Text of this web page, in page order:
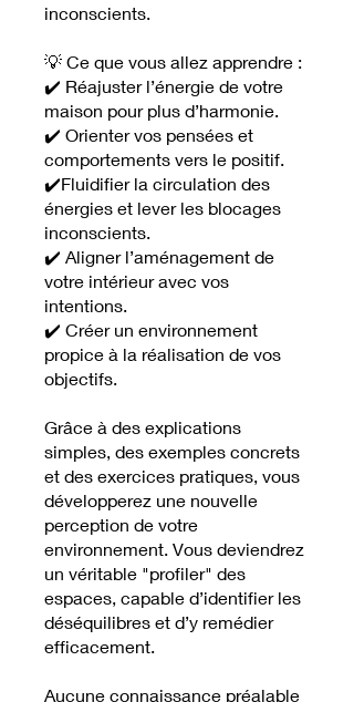
inconscients.
💡 Ce que vous allez apprendre :
✔️ Réajuster l’énergie de votre
maison pour plus d’harmonie.
✔️ Orienter vos pensées et
comportements vers le positif.
✔️Fluidifier la circulation des
énergies et lever les blocages
inconscients.
✔️ Aligner l’aménagement de
votre intérieur avec vos
intentions.
✔️ Créer un environnement
propice à la réalisation de vos
objectifs.
Grâce à des explications
simples, des exemples concrets
et des exercices pratiques, vous
développerez une nouvelle
perception de votre
environnement. Vous deviendrez
un véritable "profiler" des
espaces, capable d’identifier les
déséquilibres et d’y remédier
efficacement.
Aucune connaissance préalable